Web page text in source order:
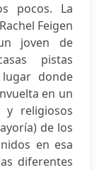
pocos. La
Feigen
joven de
pistas
donde
en un
y religiosos
de los
en esa
diferentes